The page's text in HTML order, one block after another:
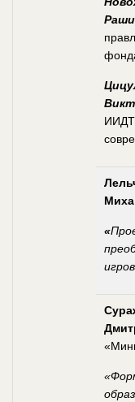
ИИДТ
«